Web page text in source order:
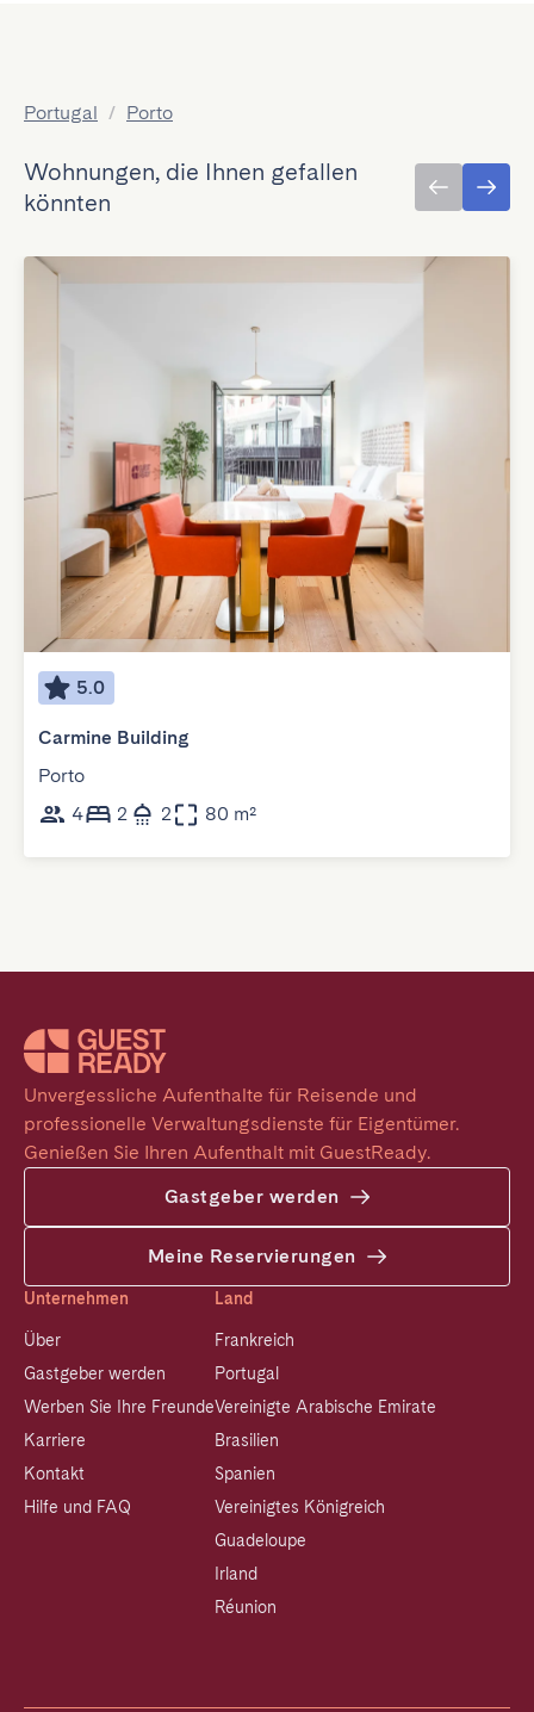
Portugal / Porto
Wohnungen, die Ihnen gefallen
könnten
5.0
Carmine Building
Porto
4
2 2 80 m²
Unvergessliche Aufenthalte für Reisende und
professionelle Verwaltungsdienste für Eigentümer.
Genießen Sie Ihren Aufenthalt mit GuestReady.
Gastgeber werden
Meine Reservierungen
Unternehmen
Über
Gastgeber werden
Werben Sie Ihre Freunde
Karriere
Kontakt
Hilfe und FAQ
Land
Frankreich
Portugal
Vereinigte Arabische Emirate
Brasilien
Spanien
Vereinigtes Königreich
Guadeloupe
Irland
Réunion